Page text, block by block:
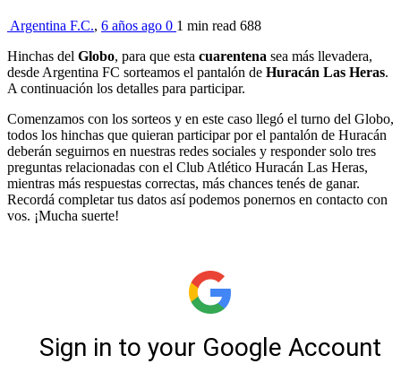
Argentina F.C., 6 años ago 0 1 min read 688
Hinchas del Globo, para que esta cuarentena sea más llevadera,
desde Argentina FC sorteamos el pantalón de Huracán Las Heras.
A continuación los detalles para participar.
Comenzamos con los sorteos y en este caso llegó el turno del Globo,
todos los hinchas que quieran participar por el pantalón de Huracán
deberán seguirnos en nuestras redes sociales y responder solo tres
preguntas relacionadas con el Club Atlético Huracán Las Heras,
mientras más respuestas correctas, más chances tenés de ganar.
Recordá completar tus datos así podemos ponernos en contacto con
vos. ¡Mucha suerte!